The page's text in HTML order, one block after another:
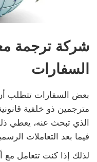
شركة ترجمة
السفارات
بعض السفارات تتطلب
مترجمين ذو خلفية
الذي تبحث عنه، يعطي
فيما بعد التعاملات
لذلك إذا كنت تتعامل مع